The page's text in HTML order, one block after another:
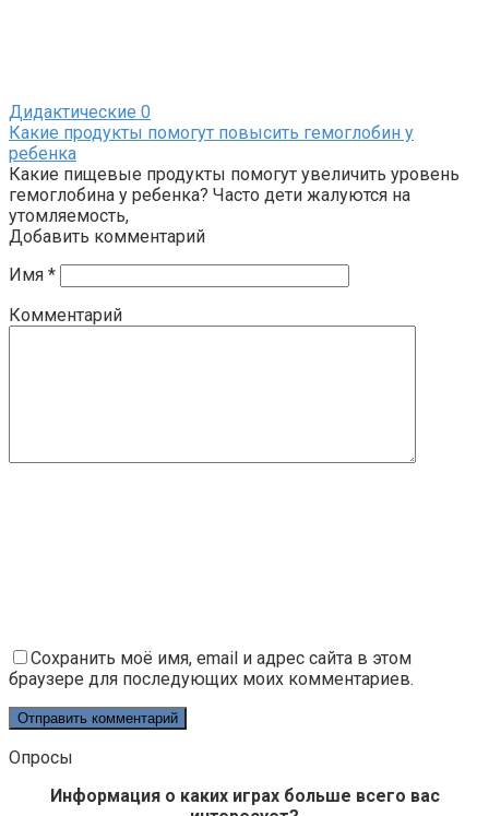
Дидактические 0
Какие продукты помогут повысить гемоглобин у
ребенка
Какие пищевые продукты помогут увеличить уровень
гемоглобина у ребенка? Часто дети жалуются на
утомляемость,
Добавить комментарий
Имя *
Комментарий
Сохранить моё имя, email и адрес сайта в этом
браузере для последующих моих комментариев.
Опросы
Информация о каких играх больше всего вас